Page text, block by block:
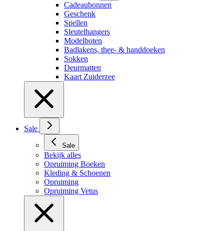
Cadeaubonnen
Geschenk
Spellen
Sleutelhangers
Modelboten
Badlakens, thee- & handdoeken
Sokken
Deurmatten
Kaart Zuiderzee
Sale
Sale
Bekijk alles
Opruiming Boeken
Kleding & Schoenen
Opruiming
Opruiming Vetus